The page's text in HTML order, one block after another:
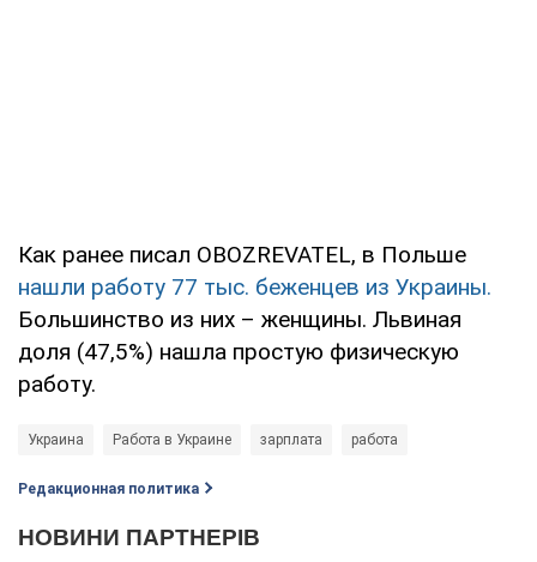
Как ранее писал OBOZREVATEL, в Польше
нашли работу 77 тыс. беженцев из Украины.
Большинство из них – женщины. Львиная
доля (47,5%) нашла простую физическую
работу.
Украина Работа в Украине зарплата работа
Редакционная политика